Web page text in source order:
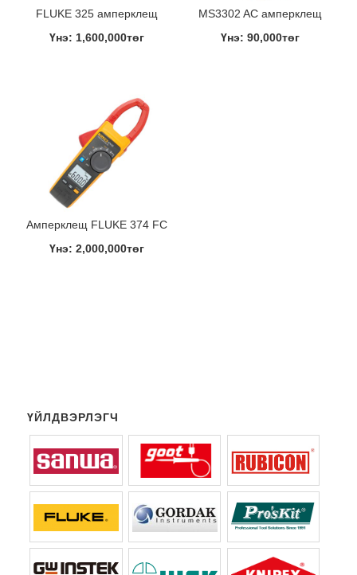
FLUKE 325 амперклещ
Үнэ: 1,600,000төг
MS3302 AC амперклещ
Үнэ: 90,000төг
Амперклещ FLUKE 374 FC
Үнэ: 2,000,000төг
ҮЙЛДВЭРЛЭГЧ